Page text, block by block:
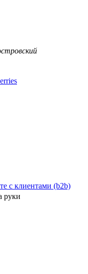
с клиентами (b2b)
руки